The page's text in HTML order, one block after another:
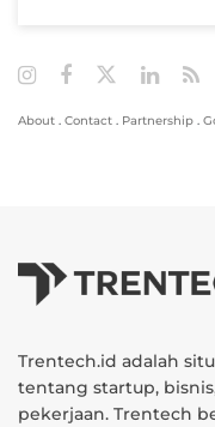
About . Contact . Partnership .
Trentech.id adalah
tentang startup,
pekerjaan. Trentech